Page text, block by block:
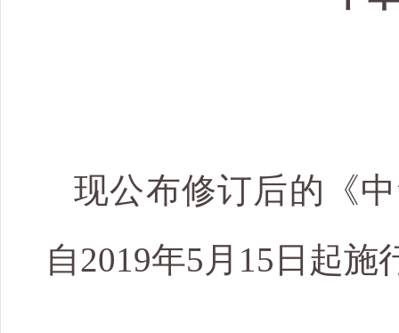
现公布修订后的《
自2019年5月15日起施